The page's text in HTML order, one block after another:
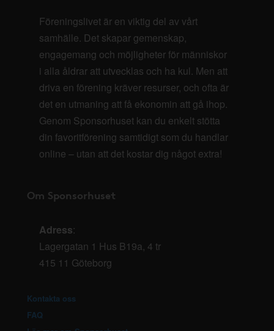
Föreningslivet är en viktig del av vårt
samhälle. Det skapar gemenskap,
engagemang och möjligheter för människor
i alla åldrar att utvecklas och ha kul. Men att
driva en förening kräver resurser, och ofta är
det en utmaning att få ekonomin att gå ihop.
Genom Sponsorhuset kan du enkelt stötta
din favoritförening samtidigt som du handlar
online – utan att det kostar dig något extra!
Om Sponsorhuset
Adress:
Lagergatan 1 Hus B19a, 4 tr
415 11 Göteborg
Kontakta oss
FAQ